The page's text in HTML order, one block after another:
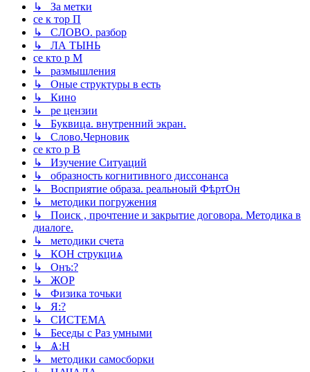
↳ За метки
се к тор П
↳ СЛОВО. разбор
↳ ЛА ТЫНЬ
се кто р М
↳ размышления
↳ Оные структуры в есть
↳ Кино
↳ ре цензии
↳ Буквица. внутренний экран.
↳ Слово.Черновик
се кто р В
↳ Изучение Ситуаций
↳ образность когнитивного диссонанса
↳ Восприятие образа. реальноый ФѣртОн
↳ методики погружения
↳ Поиск , прочтение и закрытие договора. Методика в
диалоге.
↳ методики счета
↳ КОН струкциѧ
↳ Онъ:?
↳ ЖОР
↳ Физика точьки
↳ Я:?
↳ СИСТЕМА
↳ Беседы с Раз умными
↳ Ѧ:Н
↳ методики самосборки